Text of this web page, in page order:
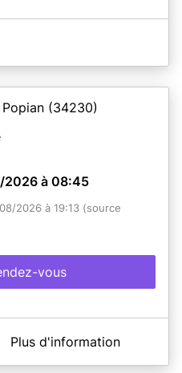
(34230)
2026 à 08:45
2026 à 19:13 (source
vous
Plus d'information